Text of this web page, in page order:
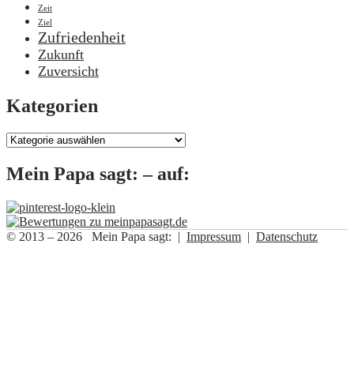
Zeit
Ziel
Zufriedenheit
Zukunft
Zuversicht
Kategorien
Kategorien
Mein Papa sagt: – auf:
© 2013 – 2026 Mein Papa sagt: | Impressum | Datenschutz